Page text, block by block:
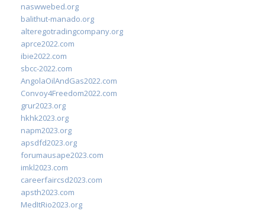
naswwebed.org
balithut-manado.org
alteregotradingcompany.org
aprce2022.com
ibie2022.com
sbcc-2022.com
AngolaOilAndGas2022.com
Convoy4Freedom2022.com
grur2023.org
hkhk2023.org
napm2023.org
apsdfd2023.org
forumausape2023.com
imkl2023.com
careerfaircsd2023.com
apsth2023.com
MedItRio2023.org